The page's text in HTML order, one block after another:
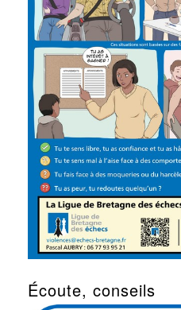
Écoute, conseils